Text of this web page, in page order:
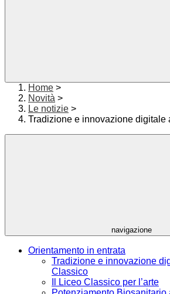
Home >
Novità >
Le notizie >
Tradizione e innovazione digitale
navigazione
Orientamento in entrata
Tradizione e innovazione
Classico
Il Liceo Classico per l’arte